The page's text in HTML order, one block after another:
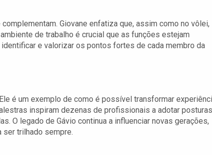
Giovane enfatiza que, assim como no vôlei,
de trabalho é crucial que as funções estejam
e valorizar os pontos fortes de cada membro da
é um exemplo de como é possível transformar
inspiram dezenas de profissionais a adotar posturas
O legado de Gávio continua a influenciar novas gerações,
ser trilhado sempre.